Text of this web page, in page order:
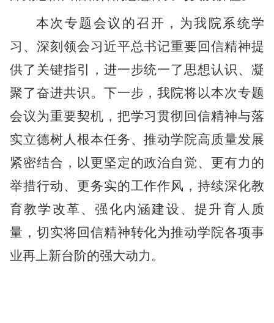
本次专题会议的召开，为我院系统学
习、深刻领会习近平总书记重要回信精神提
供了关键指引，进一步统一了思想认识、凝
聚了奋进共识。下一步，我院将以本次专题
会议为重要契机，把学习贯彻回信精神与落
实立德树人根本任务、推动学院高质量发展
紧密结合，以更坚定的政治自觉、更有力的
举措行动、更务实的工作作风，持续深化教
育教学改革、强化内涵建设、提升育人质
量，切实将回信精神转化为推动学院各项事
业再上新台阶的强大动力。